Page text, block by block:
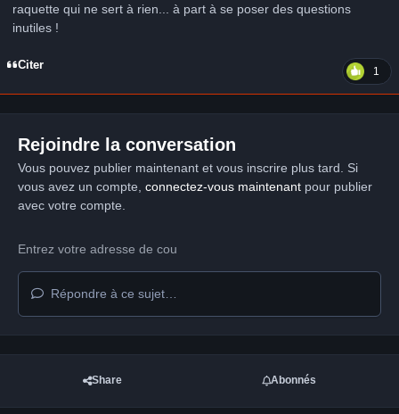
raquette qui ne sert à rien... à part à se poser des questions
inutiles !
Citer 1
Rejoindre la conversation
Vous pouvez publier maintenant et vous inscrire plus tard. Si
vous avez un compte, connectez-vous maintenantpour publier
avec votre compte.
Répondre à ce sujet…
Share Abonnés